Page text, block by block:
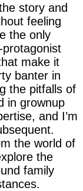
story and
feeling
the only
make it
banter in
the pitfalls of
in grownup
and I’m
the world of
the
family